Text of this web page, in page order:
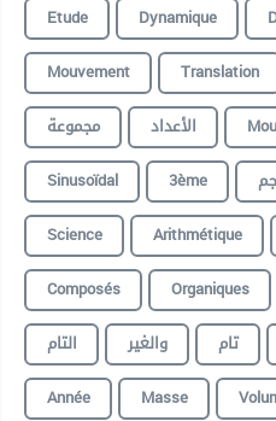
Etude
Dynamique
Mouvement
Translation
مجموعة
الأعداد
Sinusoïdal
3ème
Science
Arithmétique
Composés
Organiques
التام
والغير تام
Année
Masse